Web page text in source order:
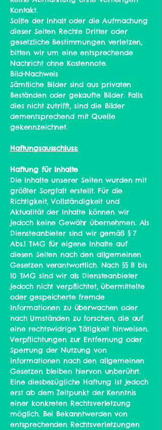
Kontakt.
Sollte der Inhalt oder die Aufmachung
dieser Seiten Rechte Dritter oder
gesetzliche Bestimmungen verletzen,
bitten wir um eine entsprechende
Nachricht ohne Kostennote.
Bild-Nachweis
Sämtliche Bilder sind aus privaten
Beständen oder gekaufte Bilder. Falls
dies nicht zutrifft, sind die Bilder
dementsprechend mit Quelle
gekennzeichnet.
Haftungsausschluss:
Haftung für Inhalte
Die Inhalte unserer Seiten wurden mit
größter Sorgfalt erstellt. Für die
Richtigkeit, Vollständigkeit und
Aktualität der Inhalte können wir
jedoch keine Gewähr übernehmen. Als
Diensteanbieter sind wir gemäß § 7
Abs.1 TMG für eigene Inhalte auf
diesen Seiten nach den allgemeinen
Gesetzen verantwortlich. Nach §§ 8 bis
10 TMG sind wir als Diensteanbieter
jedoch nicht verpflichtet, übermittelte
oder gespeicherte fremde
Informationen zu überwachen oder
nach Umständen zu forschen, die auf
eine rechtswidrige Tätigkeit hinweisen.
Verpflichtungen zur Entfernung oder
Sperrung der Nutzung von
Informationen nach den allgemeinen
Gesetzen bleiben hiervon unberührt.
Eine diesbezügliche Haftung ist jedoch
erst ab dem Zeitpunkt der Kenntnis
einer konkreten Rechtsverletzung
möglich. Bei Bekanntwerden von
entsprechenden Rechtsverletzungen